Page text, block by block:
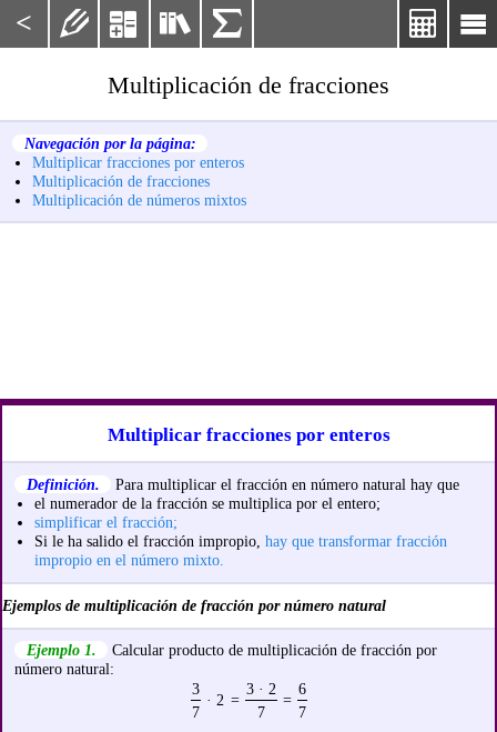
< 

   
Multiplicación de fracciones
Navegación por la página:
Multiplicar fracciones por enteros
Multiplicación de fracciones
Multiplicación de números mixtos
Multiplicar fracciones por enteros
Definición.
Para multiplicar el fracción en número natural hay que
el numerador de la fracción se multiplica por el entero;
simplificar el fracción;
Si le ha salido el fracción impropio, hay que transformar fracción
impropio en el número mixto.
Ejemplos de multiplicación de fracción por número natural
Ejemplo 1.
Calcular producto de multiplicación de fracción por
número natural:
3
· 2 =
3 · 2
=
6
7
7 7